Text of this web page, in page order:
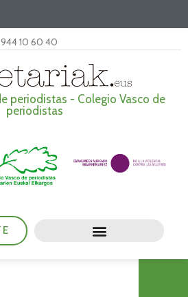
944 10 60 40
periodistas - Colegio Vasco de
periodistas